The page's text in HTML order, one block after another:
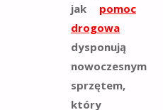
jak pomoc
drogowa
dysponują
nowoczesnym
sprzętem,
który